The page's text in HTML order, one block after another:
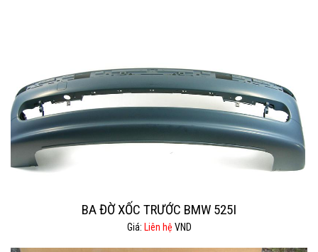
BA ĐỜ XỐC TRƯỚC BMW 525I
Giá: Liên hệ VND